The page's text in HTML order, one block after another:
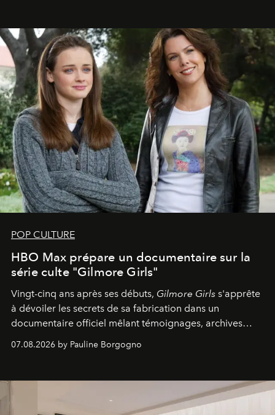
POP CULTURE
HBO Max prépare un documentaire sur la
série culte "Gilmore Girls"
Vingt-cinq ans après ses débuts, Gilmore Girls s'apprête
à dévoiler les secrets de sa fabrication dans un
documentaire officiel mêlant témoignages, archives
inédites et plongée dans les coulisses d'un phénomène
générationnel.
07.08.2026 by Pauline Borgogno